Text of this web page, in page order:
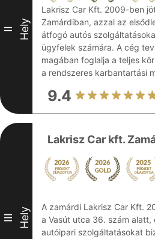
II Hely
Lakrisz Car Kft. 2009-ben
Zamárdiban, azzal az
átfogó autós
ügyfelek számára. A cég
magában foglalja a teljes
a rendszeres karbantartási
9.4
III Hely
Lakrisz Car kft.
A zamárdi Lakrisz Car Kft.
a Vasút utca 36. szám alatt,
autóipari szolgáltatásokat